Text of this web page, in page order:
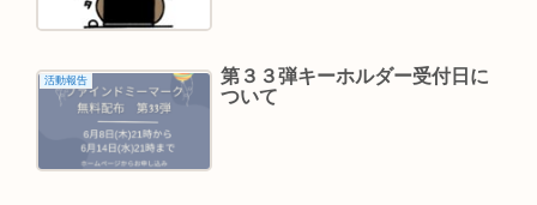
活動報告
第３３弾キーホルダー受付日に
ついて